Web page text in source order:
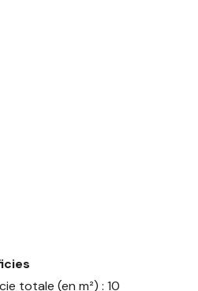
totale (en m²) : 10